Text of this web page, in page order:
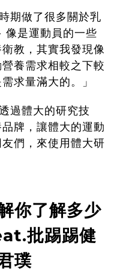
期做了很多關於乳
像是運動員的一些
教，其實我發現像
養需求相較之下較
求量滿大的。」
過體大的研究技
牌，讓體大的運動
們，來使用體大研
你了解多少
批踢踢健
璞